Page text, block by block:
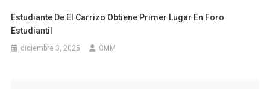
Estudiante De El Carrizo Obtiene Primer Lugar En Foro
Estudiantil
diciembre 3, 2025 CMM